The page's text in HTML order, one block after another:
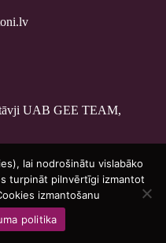
UAB GEE TEAM,
lai nodrošinātu vislabāko
turpināt pilnvērtīgi izmantot
izmantošanu
politika